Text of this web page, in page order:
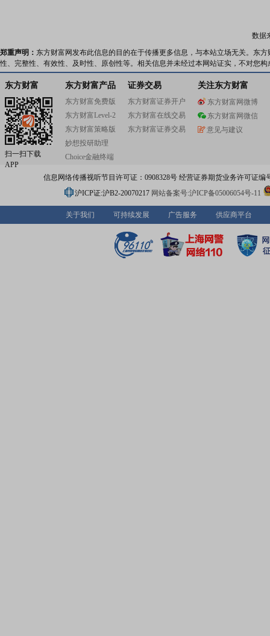
数据
郑重声明： 东方财富网发布此信息的目的在于传播更多信息，与本站立场无关。东
性、完整性、有效性、及时性、原创性等。相关信息并未经过本网站证实，不对您
东方财富
扫一扫下载
APP
东方财富产品
东方财富免费版
东方财富Level-2
东方财富策略版
妙想投研助理
Choice金融终端
证券交易
东方财富证券开户
东方财富在线交易
东方财富证券交易
关注东方财富
东方财富网微博
东方财富网微信
意见与建议
信息网络传播视听节目许可证：0908328号 经营证券期货业务许可证编
沪ICP证:沪B2-20070217 网站备案号:沪ICP备05006054号-11
关于我们 可持续发展 广告服务 供应商平台